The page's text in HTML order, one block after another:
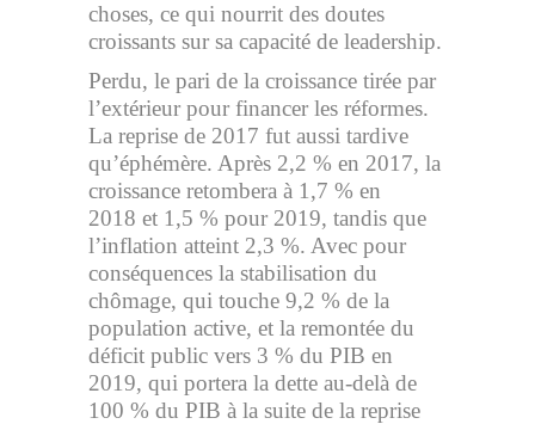
choses, ce qui nourrit des doutes
croissants sur sa capacité de leadership.
Perdu, le pari de la croissance tirée par
l’extérieur pour financer les réformes.
La reprise de 2017 fut aussi tardive
qu’éphémère. Après 2,2 % en 2017, la
croissance retombera à 1,7 % en
2018 et 1,5 % pour 2019, tandis que
l’inflation atteint 2,3 %. Avec pour
conséquences la stabilisation du
chômage, qui touche 9,2 % de la
population active, et la remontée du
déficit public vers 3 % du PIB en
2019, qui portera la dette au-delà de
100 % du PIB à la suite de la reprise